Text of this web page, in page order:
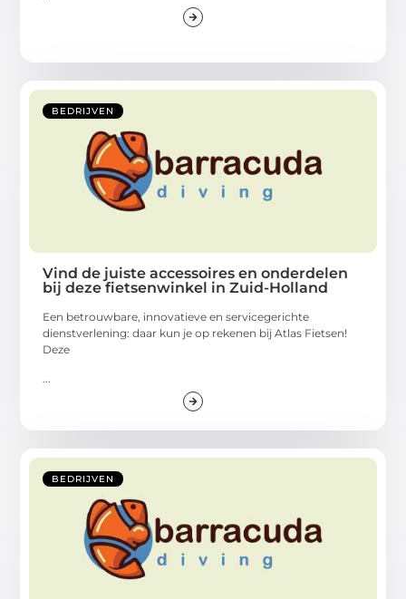
BEDRIJVEN
Vind de juiste accessoires en onderdelen
bij deze fietsenwinkel in Zuid-Holland
Een betrouwbare, innovatieve en servicegerichte
dienstverlening: daar kun je op rekenen bij Atlas Fietsen!
Deze
...
BEDRIJVEN